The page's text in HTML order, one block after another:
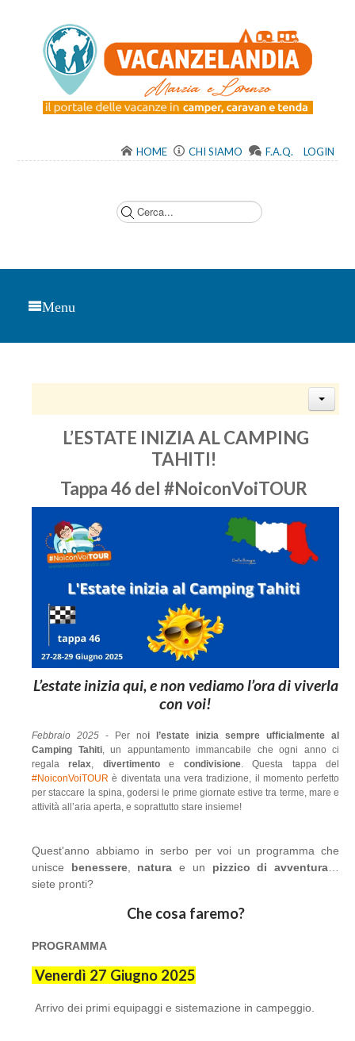
HOME CHI SIAMO F.A.Q. LOGIN
Menu
L’ESTATE INIZIA AL CAMPING
TAHITI!
Tappa 46 del #NoiconVoiTOUR
L’estate inizia qui, e non vediamo l’ora di viverla
con voi!
Febbraio 2025 - Per noi l’estate inizia sempre ufficialmente al
Camping Tahiti, un appuntamento immancabile che ogni anno ci
regalarelax, divertimentoe condivisione. Questa tappa del
#NoiconVoiTOUR è diventata una vera tradizione, il momento perfetto
per staccare la spina, godersi le prime giornate estive tra terme, mare e
attività all’aria aperta, e soprattutto stare insieme!
Quest'anno abbiamo in serbo per voi un programma che
unisce benessere, natura e un pizzico di avventura
siete pronti?
Che cosa faremo?
PROGRAMMA
Venerdì 27 Giugno 2025
Arrivo dei primi equipaggi e sistemazione in campeggio.